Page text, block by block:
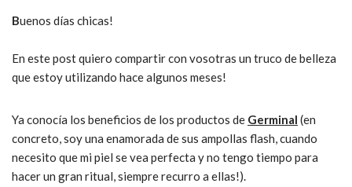
Buenos días chicas!
En este post quiero compartir con vosotras un truco de belleza
que estoy utilizando hace algunos meses!
Ya conocía los beneficios de los productos de Germinal (en
concreto, soy una enamorada de sus ampollas flash, cuando
necesito que mi piel se vea perfecta y no tengo tiempo para
hacer un gran ritual, siempre recurro a ellas!).